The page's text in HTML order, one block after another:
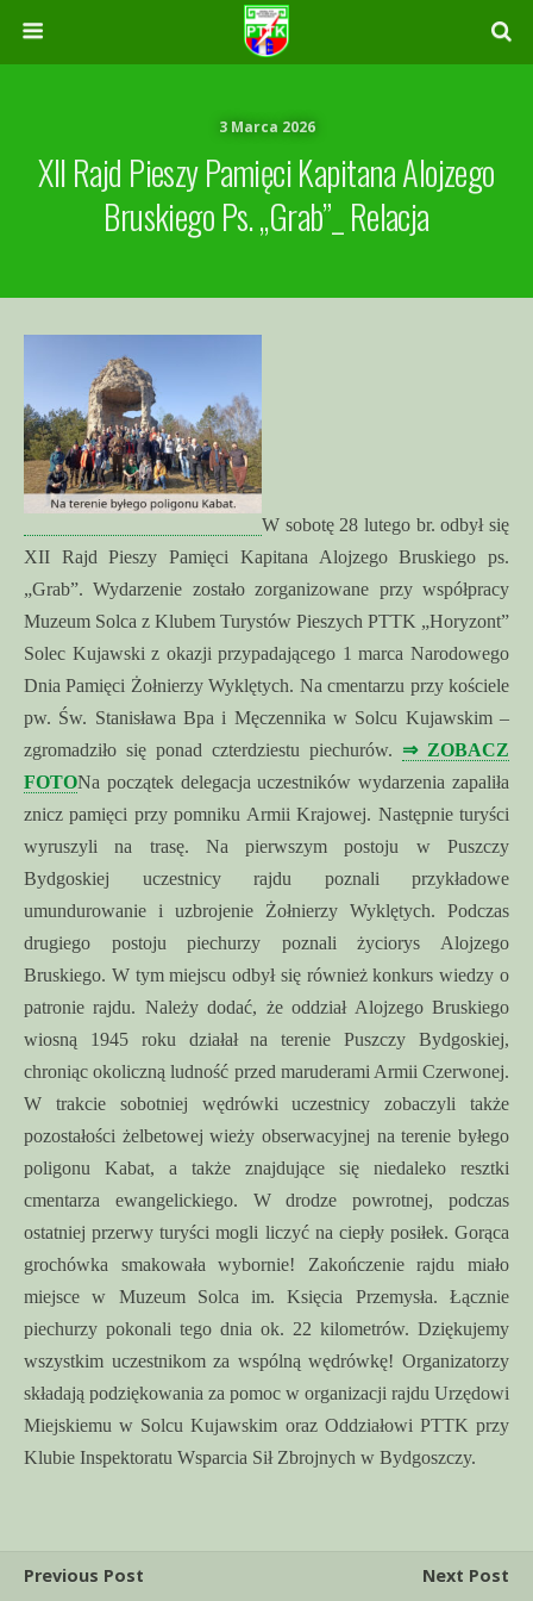
3 Marca 2026
XII Rajd Pieszy Pamięci Kapitana Alojzego
Bruskiego Ps. „Grab”_ Relacja
W sobotę 28 lutego br. odbył się
XII Rajd Pieszy Pamięci Kapitana Alojzego Bruskiego ps.
„Grab”. Wydarzenie zostało zorganizowane przy współpracy
Muzeum Solca z Klubem Turystów Pieszych PTTK „Horyzont”
Solec Kujawski z okazji przypadającego 1 marca Narodowego
Dnia Pamięci Żołnierzy Wyklętych. Na cmentarzu przy kościele
pw. Św. Stanisława Bpa i Męczennika w Solcu Kujawskim –
zgromadziło się ponad czterdziestu piechurów. ⇒ ZOBACZ
FOTONa początek delegacja uczestników wydarzenia zapaliła
znicz pamięci przy pomniku Armii Krajowej. Następnie turyści
wyruszyli na trasę. Na pierwszym postoju w Puszczy
Bydgoskiej uczestnicy rajdu poznali przykładowe
umundurowanie i uzbrojenie Żołnierzy Wyklętych. Podczas
drugiego postoju piechurzy poznali życiorys Alojzego
Bruskiego. W tym miejscu odbył się również konkurs wiedzy o
patronie rajdu. Należy dodać, że oddział Alojzego Bruskiego
wiosną 1945 roku działał na terenie Puszczy Bydgoskiej,
chroniąc okoliczną ludność przed maruderami Armii Czerwonej.
W trakcie sobotniej wędrówki uczestnicy zobaczyli także
pozostałości żelbetowej wieży obserwacyjnej na terenie byłego
poligonu Kabat, a także znajdujące się niedaleko resztki
cmentarza ewangelickiego. W drodze powrotnej, podczas
ostatniej przerwy turyści mogli liczyć na ciepły posiłek. Gorąca
grochówka smakowała wybornie! Zakończenie rajdu miało
miejsce w Muzeum Solca im. Księcia Przemysła. Łącznie
piechurzy pokonali tego dnia ok. 22 kilometrów. Dziękujemy
wszystkim uczestnikom za wspólną wędrówkę! Organizatorzy
składają podziękowania za pomoc w organizacji rajdu Urzędowi
Miejskiemu w Solcu Kujawskim oraz Oddziałowi PTTK przy
Klubie Inspektoratu Wsparcia Sił Zbrojnych w Bydgoszczy.
Previous Post
Next Post